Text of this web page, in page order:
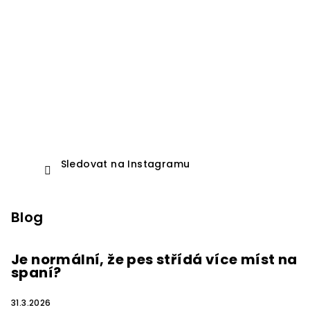
Sledovat na Instagramu
Blog
Je normální, že pes střídá více míst na
spaní?
31.3.2026